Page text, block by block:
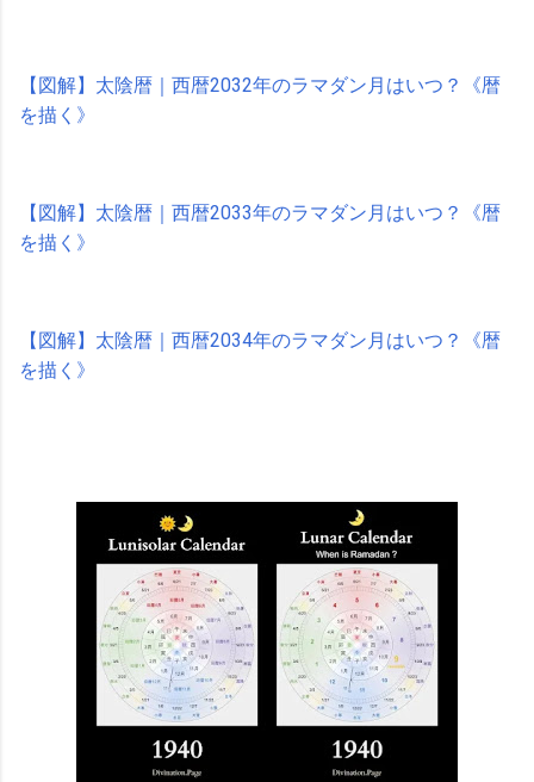
【図解】太陰暦｜西暦2032年のラマダン月はいつ？《暦
を描く》
【図解】太陰暦｜西暦2033年のラマダン月はいつ？《暦
を描く》
【図解】太陰暦｜西暦2034年のラマダン月はいつ？《暦
を描く》